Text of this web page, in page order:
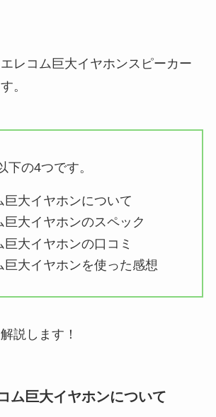
レコム巨大イヤホンスピーカー
。
下の4つです。
巨大イヤホンについて
巨大イヤホンのスペック
巨大イヤホンの口コミ
巨大イヤホンを使った感想
説します！
ム巨大イヤホンについて